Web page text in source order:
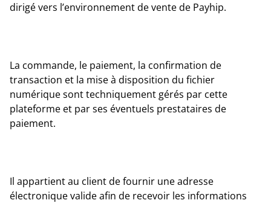
dirigé vers l’environnement de vente de Payhip.
La commande, le paiement, la confirmation de
transaction et la mise à disposition du fichier
numérique sont techniquement gérés par cette
plateforme et par ses éventuels prestataires de
paiement.
Il appartient au client de fournir une adresse
électronique valide afin de recevoir les informations